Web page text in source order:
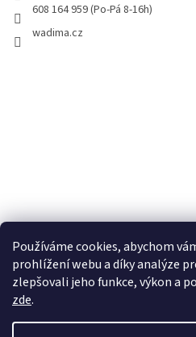
Používáme cookies, abychom
prohlížení webu a díky analýze
zlepšovali jeho funkce, výkon a
zde.
608 164 959 (Po-Pá 8-16h)
wadima.cz